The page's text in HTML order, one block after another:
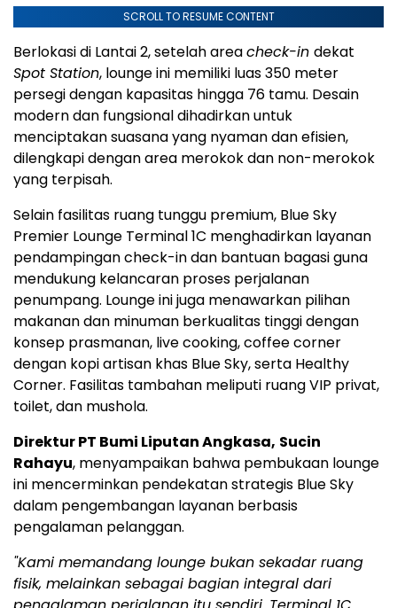
SCROLL TO RESUME CONTENT
Berlokasi di Lantai 2, setelah areacheck-in dekat
Spot Station, lounge ini memiliki luas 350 meter
persegi dengan kapasitas hingga 76 tamu. Desain
modern dan fungsional dihadirkan untuk
menciptakan suasana yang nyaman dan efisien,
dilengkapi dengan area merokok dan non-merokok
yang terpisah.
Selain fasilitas ruang tunggu premium, Blue Sky
Premier Lounge Terminal 1C menghadirkan layanan
pendampingan check-in dan bantuan bagasi guna
mendukung kelancaran proses perjalanan
penumpang. Lounge ini juga menawarkan pilihan
makanan dan minuman berkualitas tinggi dengan
konsep prasmanan, live cooking, coffee corner
dengan kopi artisan khas Blue Sky, serta Healthy
Corner. Fasilitas tambahan meliputi ruang VIP privat,
toilet, dan mushola.
Direktur PT Bumi Liputan Angkasa, Sucin
Rahayu, menyampaikan bahwa pembukaan lounge
ini mencerminkan pendekatan strategis Blue Sky
dalam pengembangan layanan berbasis
pengalaman pelanggan.
"Kami memandang lounge bukan sekadar ruang
fisik, melainkan sebagai bagian integral dari